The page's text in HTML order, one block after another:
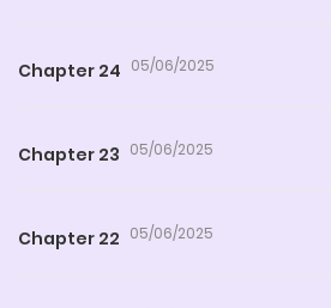
Chapter 24 05/06/2025
Chapter 23 05/06/2025
Chapter 22 05/06/2025